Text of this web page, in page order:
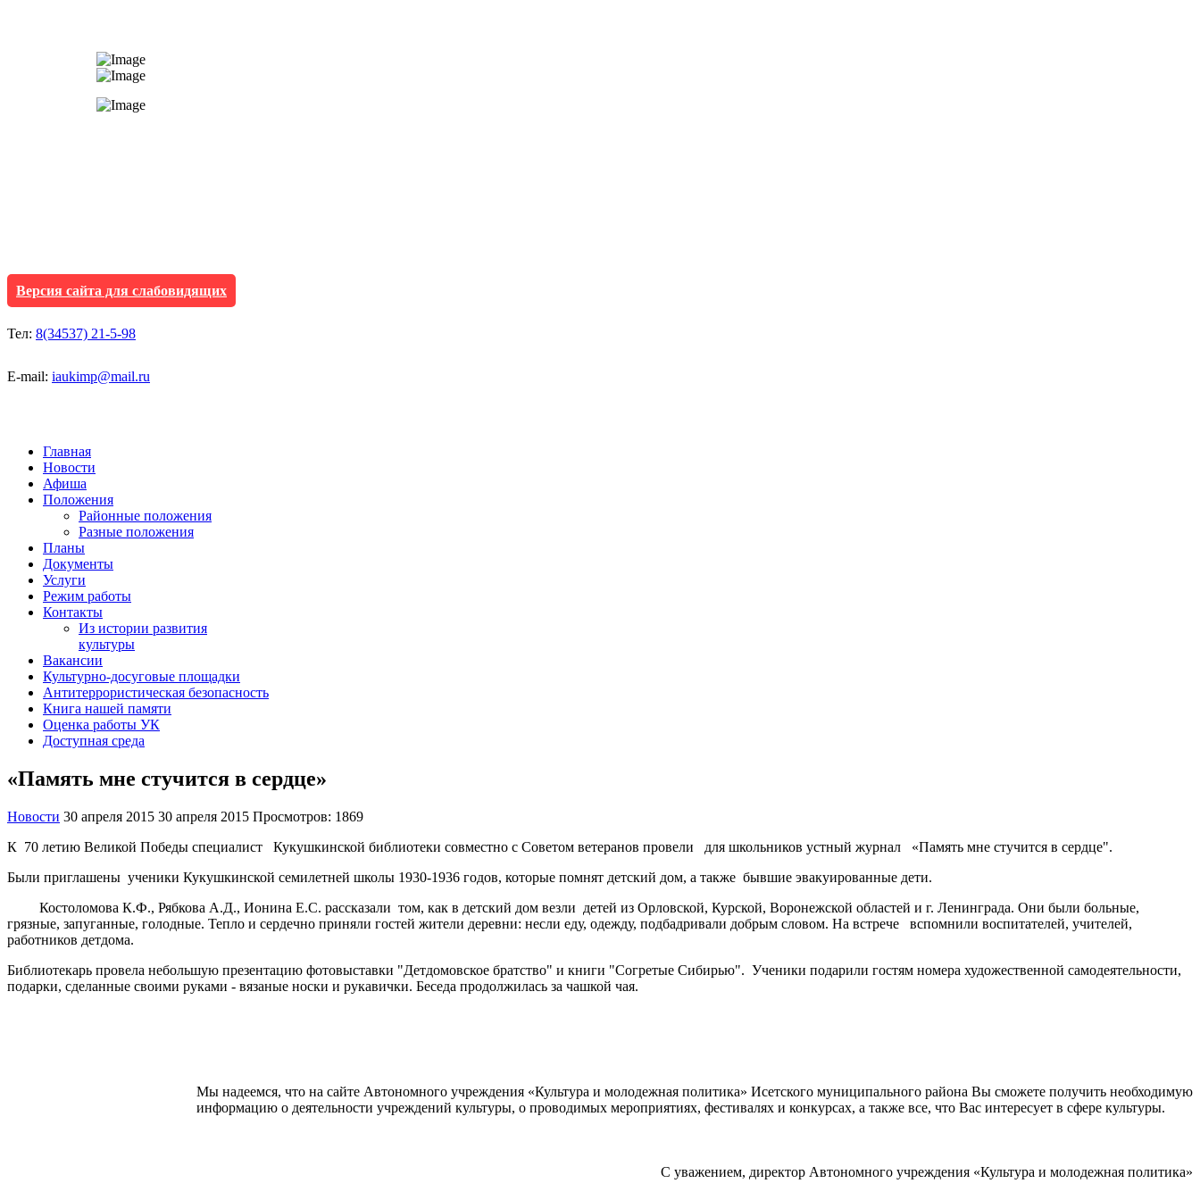
Версия сайта для слабовидящих
Тел: 8(34537) 21-5-98
E-mail: iaukimp@mail.ru
Главная
Новости
Афиша
Положения
Районные положения
Разные положения
Планы
Документы
Услуги
Режим работы
Контакты
Из истории развития
культуры
Вакансии
Культурно-досуговые площадки
Антитеррористическая безопасность
Книга нашей памяти
Оценка работы УК
Доступная среда
«Память мне стучится в сердце»
Новости 30 апреля 2015 30 апреля 2015 Просмотров: 1869
К 70 летию Великой Победы специалист Кукушкинской библиотеки совместно с Советом ветеранов провели для школьников устный журнал «Память мне стучится в сердце".
Были приглашены ученики Кукушкинской семилетней школы 1930-1936 годов, которые помнят детский дом, а также бывшие эвакуированные дети.
Костоломова К.Ф., Рябкова А.Д., Ионина Е.С. рассказали том, как в детский дом везли детей из Орловской, Курской, Воронежской областей и г. Ленинграда. Они были больные,
грязные, запуганные, голодные. Тепло и сердечно приняли гостей жители деревни: несли еду, одежду, подбадривали добрым словом. На встрече вспомнили воспитателей, учителей,
работников детдома.
Библиотекарь провела небольшую презентацию фотовыставки "Детдомовское братство" и книги "Согретые Сибирью". Ученики подарили гостям номера художественной самодеятельности,
подарки, сделанные своими руками - вязаные носки и рукавички. Беседа продолжилась за чашкой чая.
Мы надеемся, что на сайте Автономного учреждения «Культура и молодежная политика» Исетского муниципального района Вы сможете получить необходимую
информацию о деятельности учреждений культуры, о проводимых мероприятиях, фестивалях и конкурсах, а также все, что Вас интересует в сфере культуры.
С уважением, директор Автономного учреждения «Культура и молодежная политика»